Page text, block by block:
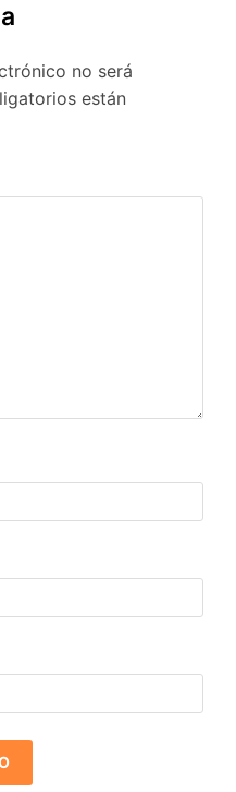
no será
están